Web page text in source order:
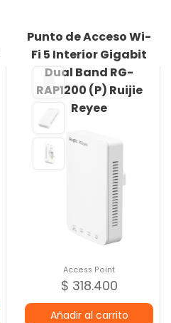
Punto de Acceso Wi-
Fi 5 Interior Gigabit
Dual Band RG-
RAP1200 (P) Ruijie
Reyee
Access Point
$ 318.400
Añadir al carrito